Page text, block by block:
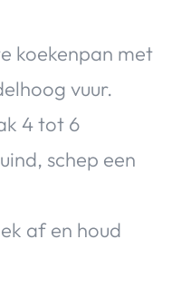
koekenpan met
vuur.
4 tot 6
schep een
af en houd